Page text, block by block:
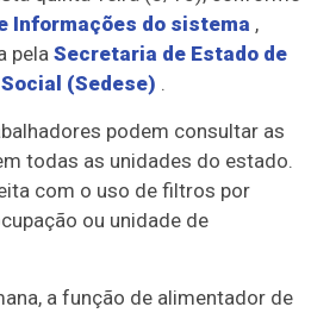
Informações do sistema ,
pelaSecretaria de Estado de
(Sedese) .
podem consultar as
todas as unidades do estado.
com o uso de filtros por
ou unidade de
a função de alimentador de